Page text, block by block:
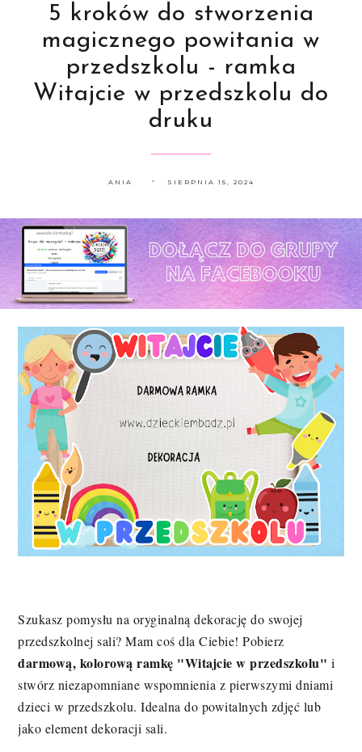
5 kroków do stworzenia
magicznego powitania w
przedszkolu - ramka
Witajcie w przedszkolu do
druku
ANIA SIERPNIA 15, 2024
Szukasz pomysłu na oryginalną dekorację do swojej
przedszkolnej sali? Mam coś dla Ciebie! Pobierz
darmową, kolorową ramkę "Witajcie w przedszkolu" i
stwórz niezapomniane wspomnienia z pierwszymi dniami
dzieci w przedszkolu. Idealna do powitalnych zdjęć lub
jako element dekoracji sali.